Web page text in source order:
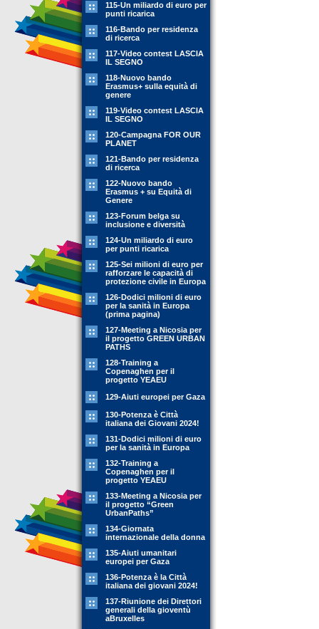
115-Un miliardo di euro per
punti ricarica
116-Bando per residenza
di ricerca
117-Video contest LASCIA
IL SEGNO
118-Nuovo bando
Erasmus+ sulla equità di
genere
119-Video contest LASCIA
IL SEGNO
120-Campagna FOR OUR
PLANET
121-Bando per residenza
di ricerca
122-Nuovo bando
Erasmus + su Equità di
Genere
123-Forum belga su
inclusione e diversità
124-Un miliardo di euro
per punti ricarica
125-Sei milioni di euro per
rafforzare le capacità di
protezione civile in Europa
126-Dodici milioni di euro
per la sanità in Europa
(prima pagina)
127-Meeting a Nicosia per
il progetto GREEN URBAN
PATHS
128-Training a
Copenaghen per il
progetto YEAEU
129-Aiuti europei per Gaza
130-Potenza è Città
italiana dei Giovani 2024!
131-Dodici milioni di euro
per la sanità in Europa
132-Training a
Copenaghen per il
progetto YEAEU
133-Meeting a Nicosia per
il progetto “Green
UrbanPaths”
134-Giornata
internazionale della donna
135-Aiuti umanitari
europei per Gaza
136-Potenza è la Città
italiana dei giovani 2024!
137-Riunione dei Direttori
generali della gioventù
aBruxelles